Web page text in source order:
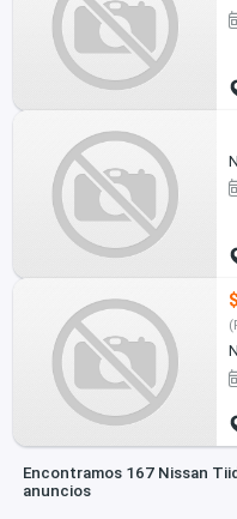
Encontramos 167 Nissan
anuncios